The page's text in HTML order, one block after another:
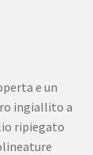
e un
ingiallito a
ripiegato